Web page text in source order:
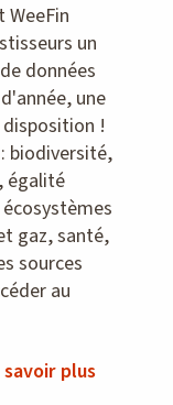
WeeFin
un
données
une
!
biodiversité,
égalité
gaz, santé,
sources
au
savoir plus